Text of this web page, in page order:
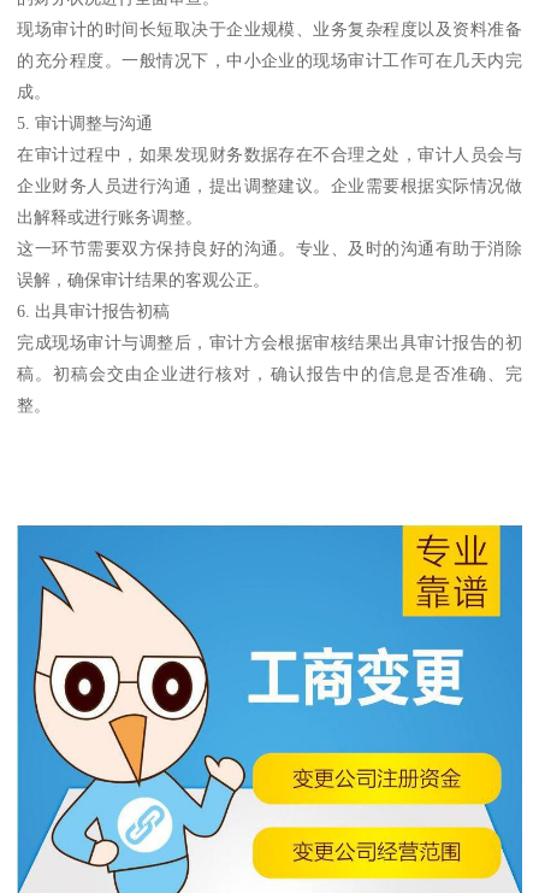
现场审计的时间长短取决于企业规模、业务复杂程度以及资料准备
的充分程度。一般情况下，中小企业的现场审计工作可在几天内完
成。
5. 审计调整与沟通
在审计过程中，如果发现财务数据存在不合理之处，审计人员会与
企业财务人员进行沟通，提出调整建议。企业需要根据实际情况做
出解释或进行账务调整。
这一环节需要双方保持良好的沟通。专业、及时的沟通有助于消除
误解，确保审计结果的客观公正。
6. 出具审计报告初稿
完成现场审计与调整后，审计方会根据审核结果出具审计报告的初
稿。初稿会交由企业进行核对，确认报告中的信息是否准确、完
整。